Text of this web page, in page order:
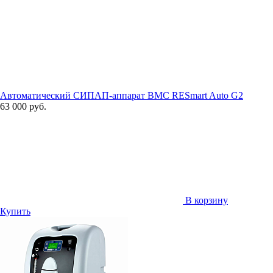
Автоматический СИПАП-аппарат BMC RESmart Auto G2
63 000 руб.
В корзину
Купить